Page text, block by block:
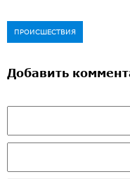
ПРОИСШЕСТВИЯ
Добавить